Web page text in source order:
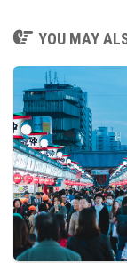
YOU MAY